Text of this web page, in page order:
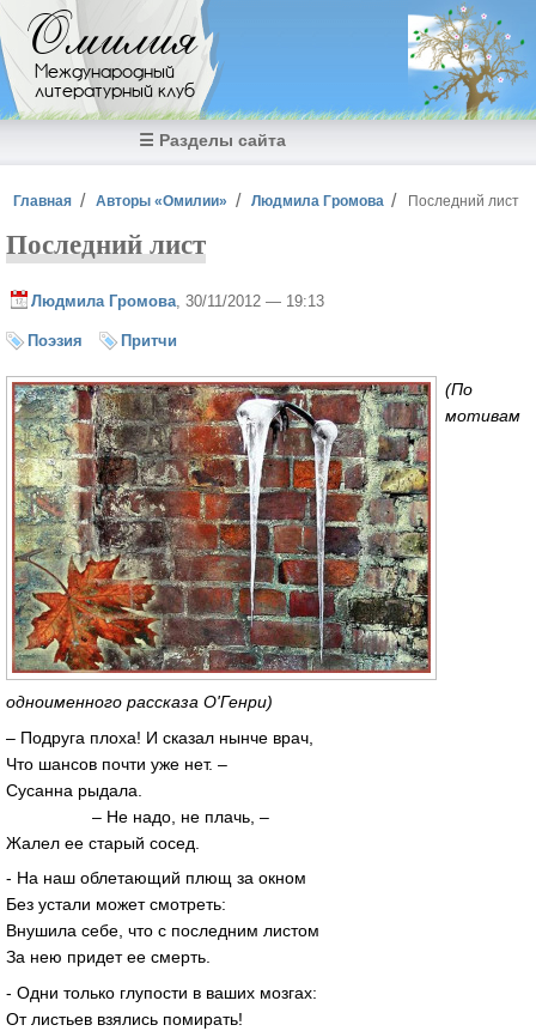
Перейти к основному содержанию
Омилия
Международный
литературный клуб
☰ Разделы сайта
Вы здесь
Главная Авторы «Омилии» Людмила Громова Последний лист
Последний лист
Людмила Громова , 30/11/2012 — 19:13
Поэзия Притчи
(По
мотивам
одноименного рассказа О'Генри)
– Подруга плоха! И сказал нынче врач,
Что шансов почти уже нет. –
Сусанна рыдала.
– Не надо, не плачь, –
Жалел ее старый сосед.
- На наш облетающий плющ за окном
Без устали может смотреть:
Внушила себе, что с последним листом
За нею придет ее смерть.
- Одни только глупости в ваших мозгах:
От листьев взялись помирать!